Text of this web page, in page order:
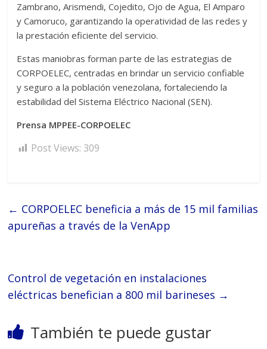
Zambrano, Arismendi, Cojedito, Ojo de Agua, El Amparo
y Camoruco, garantizando la operatividad de las redes y
la prestación eficiente del servicio.
Estas maniobras forman parte de las estrategias de
CORPOELEC, centradas en brindar un servicio confiable
y seguro a la población venezolana, fortaleciendo la
estabilidad del Sistema Eléctrico Nacional (SEN).
Prensa MPPEE-CORPOELEC
Post Views: 309
← CORPOELEC beneficia a más de 15 mil familias
apureñas a través de la VenApp
Control de vegetación en instalaciones
eléctricas benefician a 800 mil barineses →
También te puede gustar